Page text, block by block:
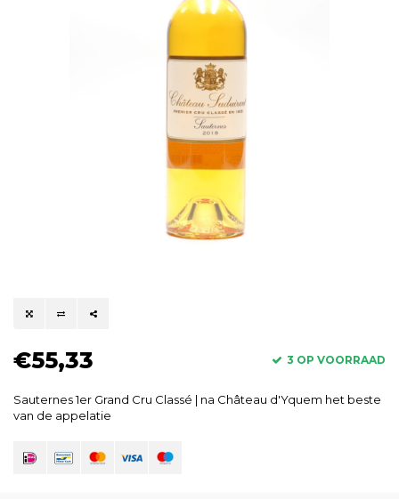
€55,33 3 OP VOORRAAD
Sauternes 1er Grand Cru Classé | na Château d'Yquem het beste
van de appelatie